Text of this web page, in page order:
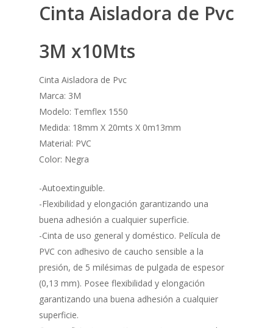
Cinta Aisladora de Pvc
3M x10Mts
Cinta Aisladora de Pvc
Marca: 3M
Modelo: Temflex 1550
Medida: 18mm X 20mts X 0m13mm
Material: PVC
Color: Negra
-Autoextinguible.
-Flexibilidad y elongación garantizando una
buena adhesión a cualquier superficie.
-Cinta de uso general y doméstico. Película de
PVC con adhesivo de caucho sensible a la
presión, de 5 milésimas de pulgada de espesor
(0,13 mm). Posee flexibilidad y elongación
garantizando una buena adhesión a cualquier
superficie.